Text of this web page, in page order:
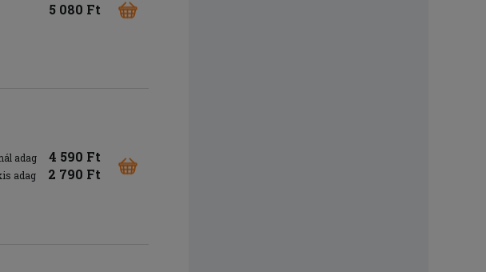
5 080 Ft
adag 4 590 Ft
adag 2 790 Ft